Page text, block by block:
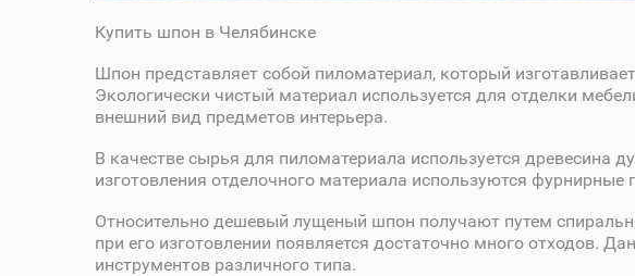
Купить шпон в Челябинске
Шпон представляет собой пиломатериал, который
Экологически чистый материал используется для отделки
внешний вид предметов интерьера.
В качестве сырья для пиломатериала используется древесина
изготовления отделочного материала используются
Относительно дешевый лущеный шпон получают путем
при его изготовлении появляется достаточно много отходов.
инструментов различного типа.